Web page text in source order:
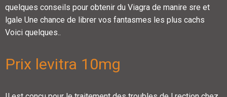
quelques conseils pour obtenir du Viagra de manire sre et
lgale Une chance de librer vos fantasmes les plus cachs
Voici quelques..
Prix levitra 10mg